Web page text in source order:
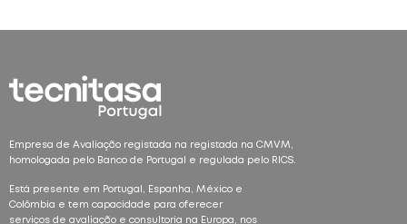
Empresa de Avaliação registada na registada na CMVM,
homologada pelo Banco de Portugal e regulada pelo RICS.
Está presente em Portugal, Espanha, México e
Colômbia e tem capacidade para oferecer
serviços de avaliação e consultoria na Europa, nos